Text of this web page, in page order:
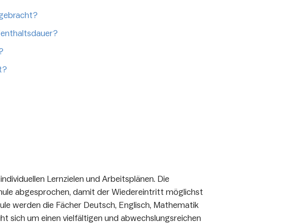
Lernzielen und Arbeitsplänen. Die
abgesprochen, damit der Wiedereintritt möglichst
werden die Fächer Deutsch, Englisch, Mathematik
sich um einen vielfältigen und abwechslungsreichen